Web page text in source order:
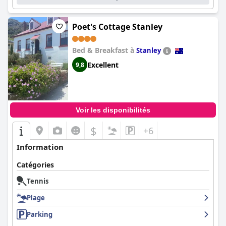
Poet's Cottage Stanley
Bed & Breakfast à Stanley
9,8 Excellent
Voir les disponibilités
$ +6
Information
Catégories
Tennis
Plage
Parking